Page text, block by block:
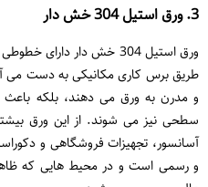
3. ورق استیل 304 خش ‌دار
ورق استیل 304 خش‌ دار
طریق برس ‌کاری مکانیکی به ‌دست می
و مدرن به ورق می‌ دهند، بلکه
سطحی نیز می ‌شوند. از این ورق
آسانسور، تجهیزات فروشگاهی و
و رسمی است و در محیط ‌هایی که ظاهر